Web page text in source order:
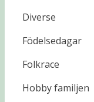
Diverse
Födelsedagar
Folkrace
Hobby familjen